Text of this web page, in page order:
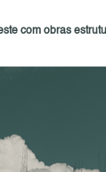
com obras